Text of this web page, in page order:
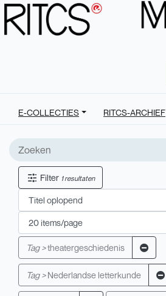
E-COLLECTIES RITCS-ARCHIEF
Filter 1 resultaten
Tag >theatergeschiedenis
Tag > Nederlandse letterkunde